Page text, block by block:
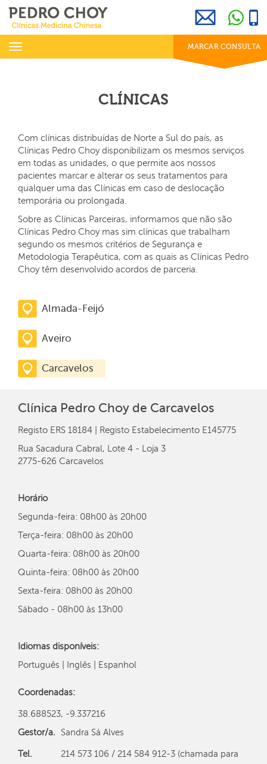
info@clinicaspedrochoy.com 969 800 001
dias úteis das 8h às 20h
Toggle
MARCAR CONSULTA
CLÍNICAS
Com clínicas distribuídas de Norte a Sul do país, as
Clínicas Pedro Choy disponibilizam os mesmos serviços
em todas as unidades, o que permite aos nossos
pacientes marcar e alterar os seus tratamentos para
qualquer uma das Clínicas em caso de deslocação
temporária ou prolongada.
Sobre as Clínicas Parceiras, informamos que não são
Clínicas Pedro Choy mas sim clínicas que trabalham
segundo os mesmos critérios de Segurança e
Metodologia Terapêutica, com as quais as Clínicas Pedro
Choy têm desenvolvido acordos de parceria.
Almada-Feijó
Aveiro
Carcavelos
Clínica Pedro Choy de Carcavelos
Registo ERS 18184 | Registo Estabelecimento E145775
Rua Sacadura Cabral, Lote 4 - Loja 3
2775-626 Carcavelos
Horário
Segunda-feira: 08h00 às 20h00
Terça-feira: 08h00 às 20h00
Quarta-feira: 08h00 às 20h00
Quinta-feira: 08h00 às 20h00
Sexta-feira: 08h00 às 20h00
Sábado - 08h00 às 13h00
Idiomas disponíveis:
Português | Inglês | Espanhol
Coordenadas:
38.688523, -9.337216
Gestor/a.
Sandra Sá Alves
Tel.
214 573 106 / 214 584 912-3 (chamada para